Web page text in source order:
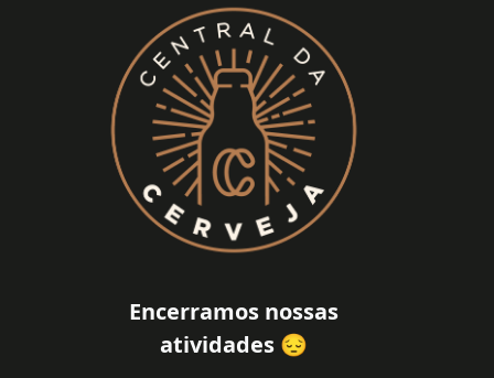
Encerramos nossas
atividades 😔